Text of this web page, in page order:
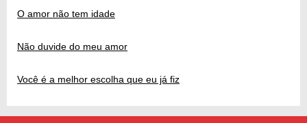
O amor não tem idade
Não duvide do meu amor
Você é a melhor escolha que eu já fiz